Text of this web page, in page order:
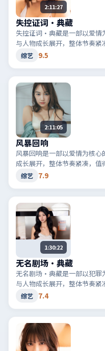
2:11:27
失控证词·典藏
失控证词·典藏是一部以爱情
与人物成长展开，整体节奏紧
综艺 9.5
2:11:05
风暴回响
风暴回响是一部以爱情为核
成长展开，整体节奏紧凑，值
综艺 7.9
1:30:22
无名剧场·典藏
无名剧场·典藏是一部以犯罪
与人物成长展开，整体节奏紧
综艺 7.4